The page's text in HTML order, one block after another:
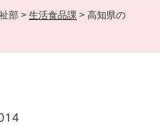
部 > 生活食品課 > 高知県の